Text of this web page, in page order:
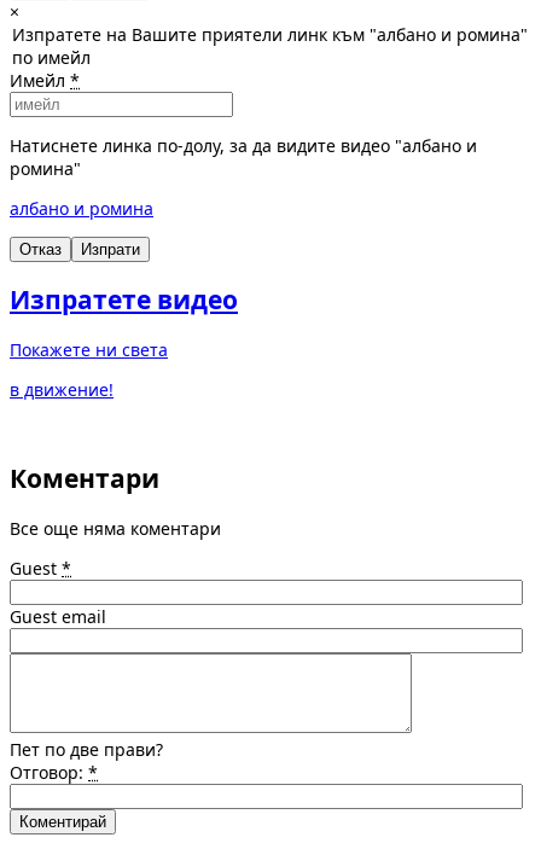
×
Изпратете на Вашите приятели линк към "албано и ромина"
по имейл
Имейл *
Натиснете линка по-долу, за да видите видео "албано и
ромина"
албано и ромина
Отказ Изпрати
Изпратете видео
Покажете ни света
в движение!
Коментари
Все още няма коментари
Guest *
Guest email
Пет по две прави?
Отговор: *